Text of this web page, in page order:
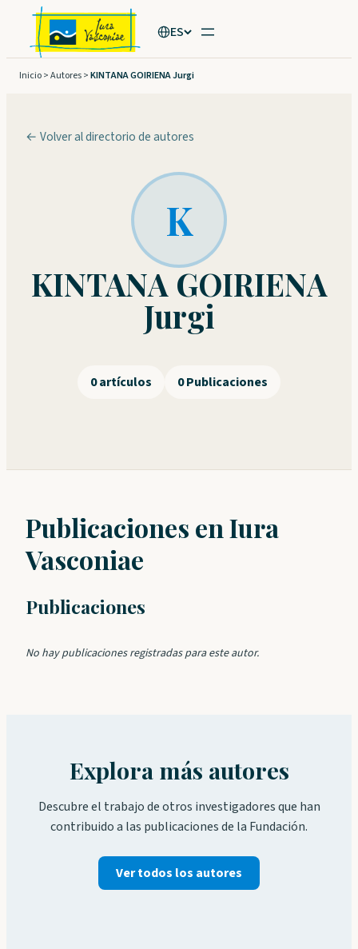
Saltar
contenido
ES
Inicio>Autores>KINTANA GOIRIENA Jurgi
← Volver al directorio de autores
K
KINTANA GOIRIENA
Jurgi
0 artículos 0 Publicaciones
Publicaciones en Iura
Vasconiae
Publicaciones
No hay publicaciones registradas para este autor.
Explora más autores
Descubre el trabajo de otros investigadores que han
contribuido a las publicaciones de la Fundación.
Ver todos los autores